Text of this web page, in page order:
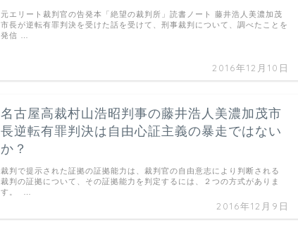
2016年12月10日
元エリート裁判官の告発本「絶望の裁判所」読書ノート 藤井浩人美濃加茂
市長が逆転有罪判決を受けた話を受けて、刑事裁判について、調べたことを
発信 …
名古屋高裁村山浩昭判事の藤井浩人美濃加茂市
長逆転有罪判決は自由心証主義の暴走ではない
か？
2016年12月9日
裁判で提示された証拠の証拠能力は、裁判官の自由意志により判断される
裁判の証拠について、その証拠能力を判定するには、２つの方式がありま
す。 …